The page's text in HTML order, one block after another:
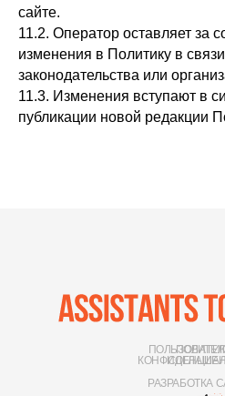
сайте.
11.2. Оператор оставляет за
изменения в Политику в
законодательства или
11.3. Изменения вступают в
публикации новой редакции
РАЗРАБОТКА